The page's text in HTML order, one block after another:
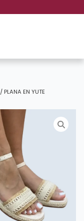
/ PLANA EN YUTE